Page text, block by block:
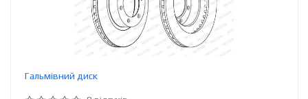
Гальмівний диск